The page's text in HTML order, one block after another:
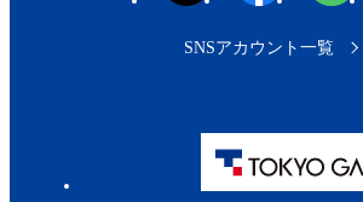
SNSアカウント一覧